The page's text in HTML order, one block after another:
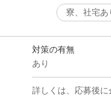
寮、社宅あ
対策の有無
あり
詳しくは、応募後